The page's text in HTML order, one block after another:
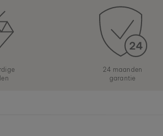
24 maanden
garantie